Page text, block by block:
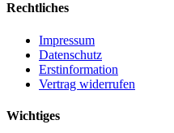
Rechtliches
Impressum
Datenschutz
Erstinformation
Vertrag widerrufen
Wichtiges